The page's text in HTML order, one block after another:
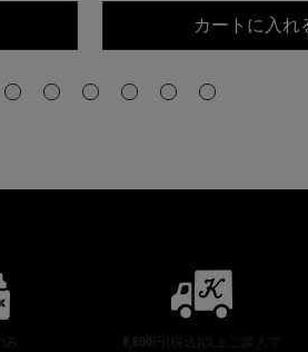
ールズ アドバンスト スキンバリ
カートに入れ
8,800円(税込)以上ご購入で